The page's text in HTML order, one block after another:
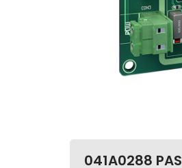
041A0288 PAS